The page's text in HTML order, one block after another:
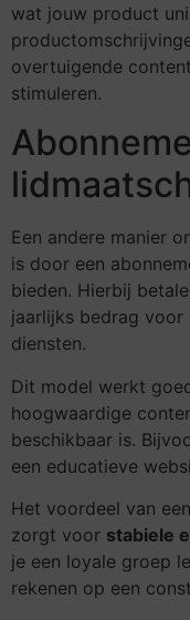
wat jouw product
overtuigende
stimuleren.
Een andere manier
is door een
bieden. Hierbij
jaarlijks bedrag
diensten.
Dit model werkt
hoogwaardige
beschikbaar is.
een educatieve
Het voordeel van
zorgt voor stabiele
je een loyale groep
rekenen op een